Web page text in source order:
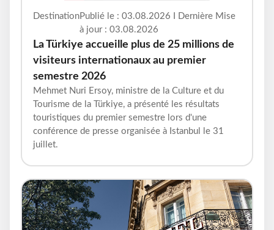
DestinationPublié le : 03.08.2026 I Dernière Mise
à jour : 03.08.2026
La Türkiye accueille plus de 25 millions de
visiteurs internationaux au premier
semestre 2026
Mehmet Nuri Ersoy, ministre de la Culture et du
Tourisme de la Türkiye, a présenté les résultats
touristiques du premier semestre lors d'une
conférence de presse organisée à Istanbul le 31
juillet.